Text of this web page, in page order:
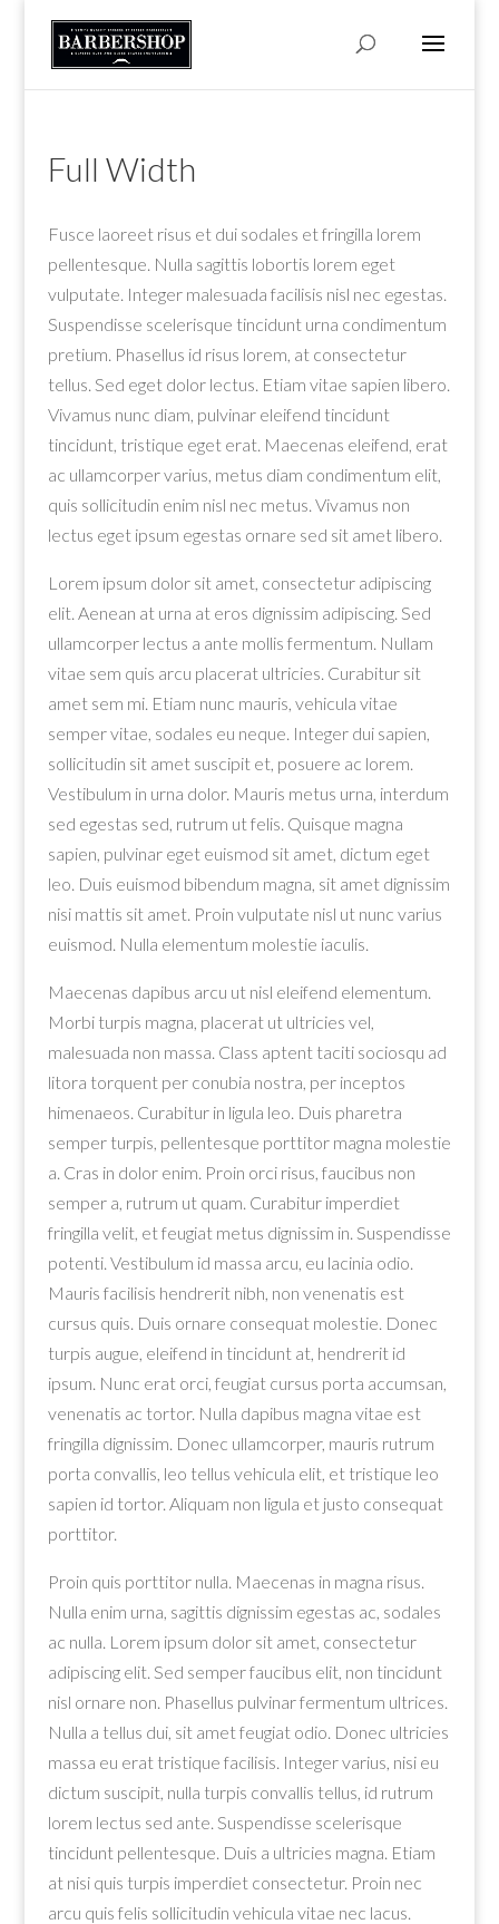
Full Width
Fusce laoreet risus et dui sodales et fringilla lorem
pellentesque. Nulla sagittis lobortis lorem eget
vulputate. Integer malesuada facilisis nisl nec egestas.
Suspendisse scelerisque tincidunt urna condimentum
pretium. Phasellus id risus lorem, at consectetur
tellus. Sed eget dolor lectus. Etiam vitae sapien libero.
Vivamus nunc diam, pulvinar eleifend tincidunt
tincidunt, tristique eget erat. Maecenas eleifend, erat
ac ullamcorper varius, metus diam condimentum elit,
quis sollicitudin enim nisl nec metus. Vivamus non
lectus eget ipsum egestas ornare sed sit amet libero.
Lorem ipsum dolor sit amet, consectetur adipiscing
elit. Aenean at urna at eros dignissim adipiscing. Sed
ullamcorper lectus a ante mollis fermentum. Nullam
vitae sem quis arcu placerat ultricies. Curabitur sit
amet sem mi. Etiam nunc mauris, vehicula vitae
semper vitae, sodales eu neque. Integer dui sapien,
sollicitudin sit amet suscipit et, posuere ac lorem.
Vestibulum in urna dolor. Mauris metus urna, interdum
sed egestas sed, rutrum ut felis. Quisque magna
sapien, pulvinar eget euismod sit amet, dictum eget
leo. Duis euismod bibendum magna, sit amet dignissim
nisi mattis sit amet. Proin vulputate nisl ut nunc varius
euismod. Nulla elementum molestie iaculis.
Maecenas dapibus arcu ut nisl eleifend elementum.
Morbi turpis magna, placerat ut ultricies vel,
malesuada non massa. Class aptent taciti sociosqu ad
litora torquent per conubia nostra, per inceptos
himenaeos. Curabitur in ligula leo. Duis pharetra
semper turpis, pellentesque porttitor magna molestie
a. Cras in dolor enim. Proin orci risus, faucibus non
semper a, rutrum ut quam. Curabitur imperdiet
fringilla velit, et feugiat metus dignissim in. Suspendisse
potenti. Vestibulum id massa arcu, eu lacinia odio.
Mauris facilisis hendrerit nibh, non venenatis est
cursus quis. Duis ornare consequat molestie. Donec
turpis augue, eleifend in tincidunt at, hendrerit id
ipsum. Nunc erat orci, feugiat cursus porta accumsan,
venenatis ac tortor. Nulla dapibus magna vitae est
fringilla dignissim. Donec ullamcorper, mauris rutrum
porta convallis, leo tellus vehicula elit, et tristique leo
sapien id tortor. Aliquam non ligula et justo consequat
porttitor.
Proin quis porttitor nulla. Maecenas in magna risus.
Nulla enim urna, sagittis dignissim egestas ac, sodales
ac nulla. Lorem ipsum dolor sit amet, consectetur
adipiscing elit. Sed semper faucibus elit, non tincidunt
nisl ornare non. Phasellus pulvinar fermentum ultrices.
Nulla a tellus dui, sit amet feugiat odio. Donec ultricies
massa eu erat tristique facilisis. Integer varius, nisi eu
dictum suscipit, nulla turpis convallis tellus, id rutrum
lorem lectus sed ante. Suspendisse scelerisque
tincidunt pellentesque. Duis a ultricies magna. Etiam
at nisi quis turpis imperdiet consectetur. Proin nec
arcu quis felis sollicitudin vehicula vitae nec lacus.